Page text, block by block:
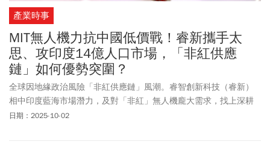
產業時事
MIT無人機力抗中國低價戰！睿新攜手太
思、攻印度14億人口市場，「非紅供應
鏈」如何優勢突圍？
全球因地緣政治風險「非紅供應鏈」風潮。睿智創新科技（睿新）
相中印度藍海市場潛力，及對「非紅」無人機龐大需求，找上深耕
印度市場多年的太
日期：2025-10-02